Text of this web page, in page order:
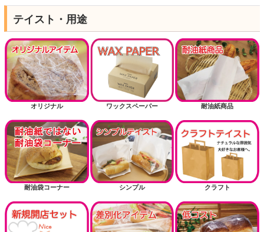
テイスト・用途
オリジナル ワックスペーパー 耐油紙商品
耐油袋コーナー シンプル クラフト